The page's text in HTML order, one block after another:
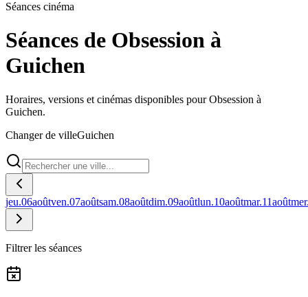
Séances cinéma
Séances de Obsession à
Guichen
Horaires, versions et cinémas disponibles pour Obsession à
Guichen.
Changer de villeGuichen
jeu.06aoûtven.07aoûtsam.08aoûtdim.09aoûtlun.10aoûtmar.11août
Filtrer les séances